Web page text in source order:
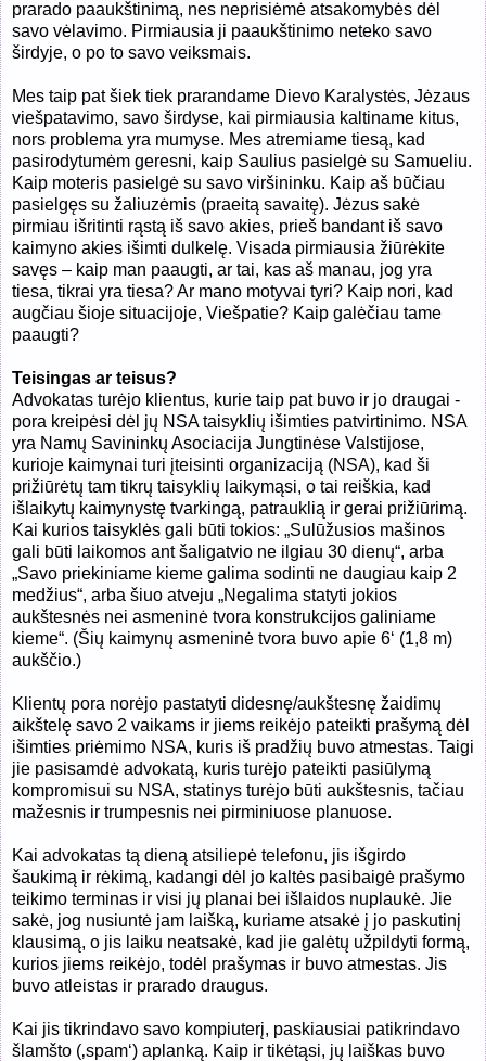
prarado paaukštinimą, nes neprisiėmė atsakomybės dėl
savo vėlavimo. Pirmiausia ji paaukštinimo neteko savo
širdyje, o po to savo veiksmais.
Mes taip pat šiek tiek prarandame Dievo Karalystės, Jėzaus
viešpatavimo, savo širdyse, kai pirmiausia kaltiname kitus,
nors problema yra mumyse. Mes atremiame tiesą, kad
pasirodytumėm geresni, kaip Saulius pasielgė su Samueliu.
Kaip moteris pasielgė su savo viršininku. Kaip aš būčiau
pasielgęs su žaliuzėmis (praeitą savaitę). Jėzus sakė
pirmiau išritinti rąstą iš savo akies, prieš bandant iš savo
kaimyno akies išimti dulkelę. Visada pirmiausia žiūrėkite
savęs – kaip man paaugti, ar tai, kas aš manau, jog yra
tiesa, tikrai yra tiesa? Ar mano motyvai tyri? Kaip nori, kad
augčiau šioje situacijoje, Viešpatie? Kaip galėčiau tame
paaugti?
Teisingas ar teisus?
Advokatas turėjo klientus, kurie taip pat buvo ir jo draugai -
pora kreipėsi dėl jų NSA taisyklių išimties patvirtinimo. NSA
yra Namų Savininkų Asociacija Jungtinėse Valstijose,
kurioje kaimynai turi įteisinti organizaciją (NSA), kad ši
prižiūrėtų tam tikrų taisyklių laikymąsi, o tai reiškia, kad
išlaikytų kaimynystę tvarkingą, patrauklią ir gerai prižiūrimą.
Kai kurios taisyklės gali būti tokios: „Sulūžusios mašinos
gali būti laikomos ant šaligatvio ne ilgiau 30 dienų“, arba
„Savo priekiniame kieme galima sodinti ne daugiau kaip 2
medžius“, arba šiuo atveju „Negalima statyti jokios
aukštesnės nei asmeninė tvora konstrukcijos galiniame
kieme“. (Šių kaimynų asmeninė tvora buvo apie 6‘ (1,8 m)
aukščio.)
Klientų pora norėjo pastatyti didesnę/aukštesnę žaidimų
aikštelę savo 2 vaikams ir jiems reikėjo pateikti prašymą dėl
išimties priėmimo NSA, kuris iš pradžių buvo atmestas. Taigi
jie pasisamdė advokatą, kuris turėjo pateikti pasiūlymą
kompromisui su NSA, statinys turėjo būti aukštesnis, tačiau
mažesnis ir trumpesnis nei pirminiuose planuose.
Kai advokatas tą dieną atsiliepė telefonu, jis išgirdo
šaukimą ir rėkimą, kadangi dėl jo kaltės pasibaigė prašymo
teikimo terminas ir visi jų planai bei išlaidos nuplaukė. Jie
sakė, jog nusiuntė jam laišką, kuriame atsakė į jo paskutinį
klausimą, o jis laiku neatsakė, kad jie galėtų užpildyti formą,
kurios jiems reikėjo, todėl prašymas ir buvo atmestas. Jis
buvo atleistas ir prarado draugus.
Kai jis tikrindavo savo kompiuterį, paskiausiai patikrindavo
šlamšto (‚spam‘) aplanką. Kaip ir tikėtąsi, jų laiškas buvo